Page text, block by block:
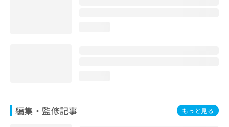
編集・監修記事 もっと見る